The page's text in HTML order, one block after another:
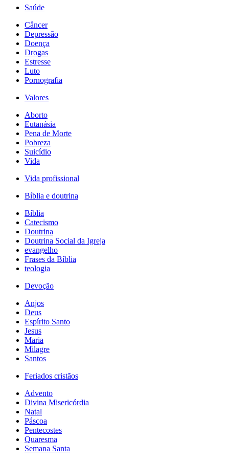
Saúde
Câncer
Depressão
Doença
Drogas
Estresse
Luto
Pornografia
Valores
Aborto
Eutanásia
Pena de Morte
Pobreza
Suicídio
Vida
Vida profissional
Bíblia e doutrina
Bíblia
Catecismo
Doutrina
Doutrina Social da Igreja
evangelho
Frases da Bíblia
teologia
Devoção
Anjos
Deus
Espírito Santo
Jesus
Maria
Milagre
Santos
Feriados cristãos
Advento
Divina Misericórdia
Natal
Páscoa
Pentecostes
Quaresma
Semana Santa